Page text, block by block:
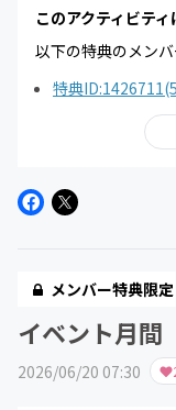
このアクティビティ
以下の特典のメン
特典
メンバー特典限定
イベント月間
2026/06/20 07:30